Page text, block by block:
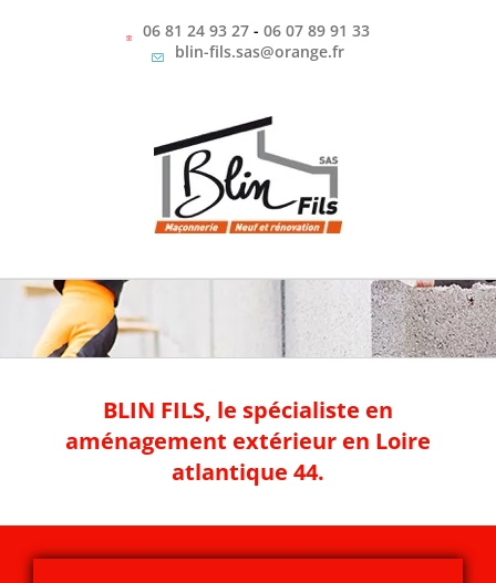
06 81 24 93 27 - 06 07 89 91 33
blin-fils.sas@orange.fr
BLIN FILS, le spécialiste en
aménagement extérieur en Loire
atlantique 44.